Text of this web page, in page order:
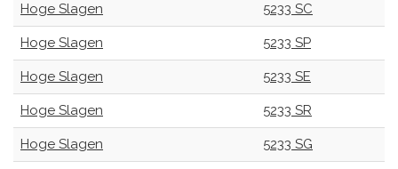
Hoge Slagen 5233 SC
Hoge Slagen 5233 SP
Hoge Slagen 5233 SE
Hoge Slagen 5233 SR
Hoge Slagen 5233 SG